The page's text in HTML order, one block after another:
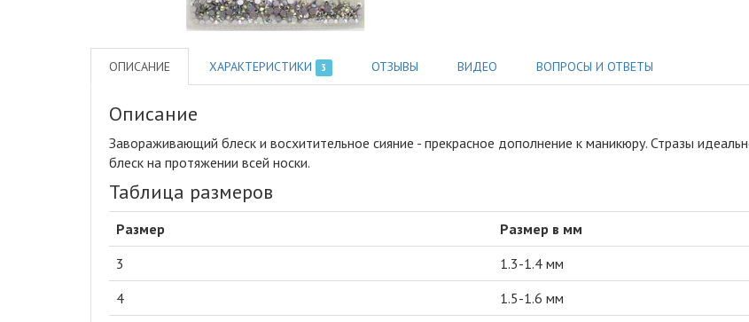
ОПИСАНИЕ ХАРАКТЕРИСТИКИ 3 ОТЗЫВЫ ВИДЕО ВОПРОСЫ И ОТВЕТЫ
Описание
Завораживающий блеск и восхитительное сияние - прекрасное дополнение к маникюру. Стразы
блеск на протяжении всей носки.
Таблица размеров
Размер
Размер в мм
3
1.3-1.4 мм
4
1.5-1.6 мм